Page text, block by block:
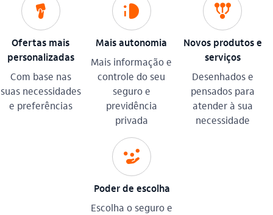
aporte_de_capital
Ofertas mais
personalizadas
Com base nas
suas necessidades
e preferências
brilho_nos_olhos
Mais autonomia
Mais informação e
controle do seu
seguro e
previdência
privada
todos_pelo_cliente
Novos produtos e
serviços
Desenhados e
pensados para
atender à sua
necessidade​
gestao_de_crises
Poder de escolha
Escolha o seguro e